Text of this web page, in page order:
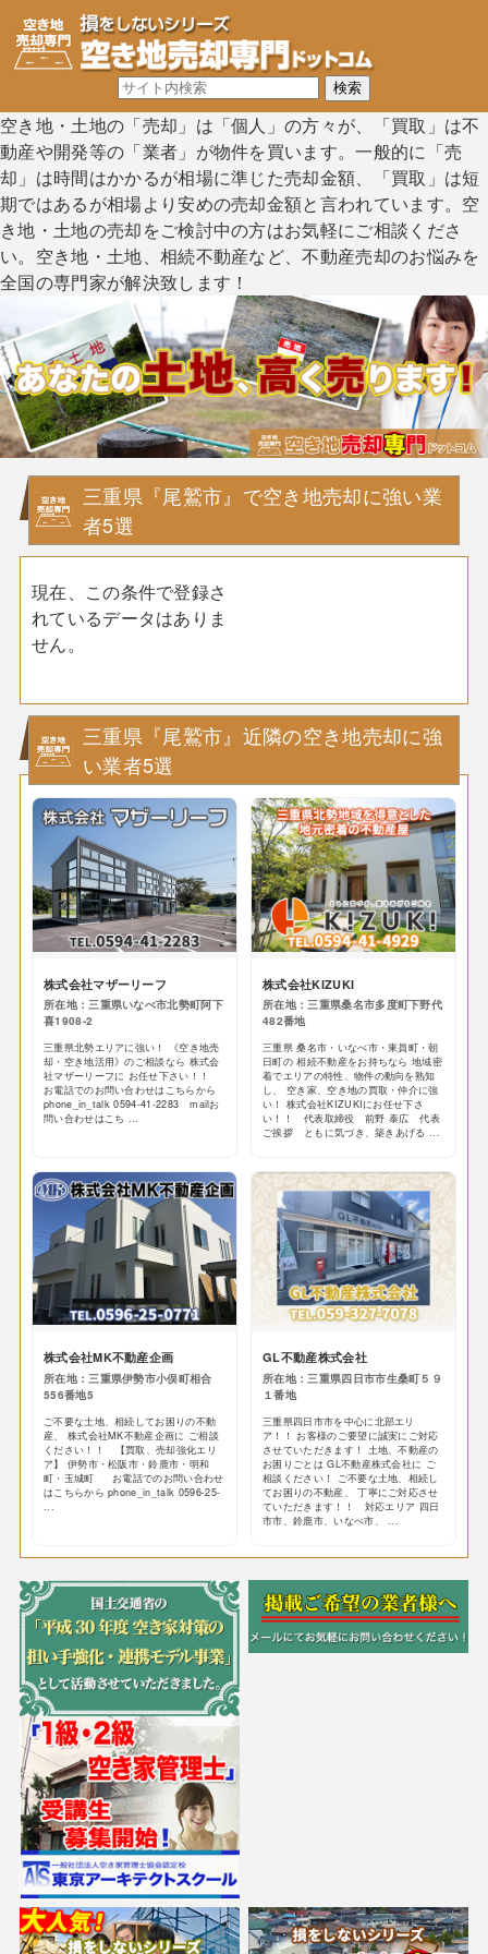
空き地・土地の「売却」は「個人」の方々が、「買取」は不
動産や開発等の「業者」が物件を買います。一般的に「売
却」は時間はかかるが相場に準じた売却金額、「買取」は短
期ではあるが相場より安めの売却金額と言われています。空
き地・土地の売却をご検討中の方はお気軽にご相談くださ
い。空き地・土地、相続不動産など、不動産売却のお悩みを
全国の専門家が解決致します！
三重県『尾鷲市』で空き地売却に強い業
者5選
現在、この条件で登録さ
れているデータはありま
せん。
三重県『尾鷲市』近隣の空き地売却に強
い業者5選
株式会社マザーリーフ
所在地：三重県いなべ市北勢町阿下
喜1908-2
三重県北勢エリアに強い！ 《空き地売
却・空き地活用》のご相談なら 株式会
社マザーリーフに お任せ下さい！！
お電話でのお問い合わせはこちらから
phone_in_talk 0594-41-2283 mailお
問い合わせはこち ...
株式会社KIZUKI
所在地：三重県桑名市多度町下野代
482番地
三重県 桑名市・いなべ市・東員町・朝
日町の 相続不動産をお持ちなら 地域密
着でエリアの特性、物件の動向を熟知
し、 空き家、空き地の買取・仲介に強
い！ 株式会社KIZUKIにお任せ下さ
い！！ 代表取締役 前野 泰広 代表
ご挨拶 ともに気づき、築きあげる ...
株式会社MK不動産企画
所在地：三重県伊勢市小俣町相合
556番地5
ご不要な土地、相続してお困りの不動
産、 株式会社MK不動産企画に ご相談
ください！！ 【買取、売却強化エリ
ア】 伊勢市・松阪市・鈴鹿市・明和
町・玉城町 お電話でのお問い合わせ
はこちらから phone_in_talk 0596-25-
...
GL不動産株式会社
所在地：三重県四日市市生桑町５９
１番地
三重県四日市市を中心に北部エリ
ア！！ お客様のご要望に誠実にご対応
させていただきます！ 土地、不動産の
お困りごとは GL不動産株式会社に ご
相談ください！ ご不要な土地、相続し
てお困りの不動産、 丁寧にご対応させ
ていただきます！！ 対応エリア 四日
市市、鈴鹿市、いなべ市、 ...